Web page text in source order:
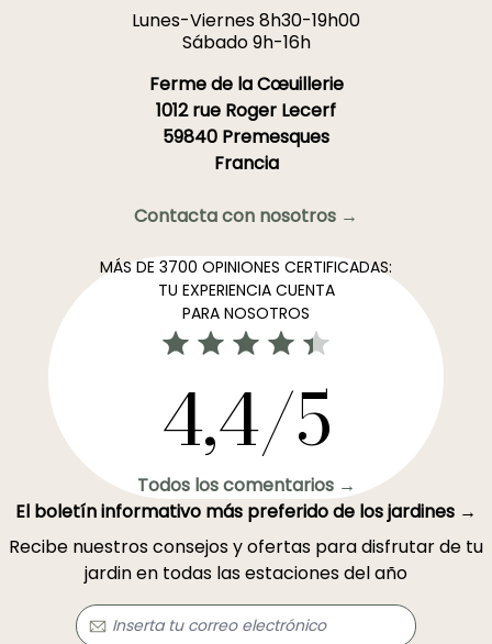
Lunes-Viernes 8h30-19h00
Sábado 9h-16h
Ferme de la Cœuillerie
1012 rue Roger Lecerf
59840 Premesques
Francia
Contacta con nosotros →
MÁS DE 3700 OPINIONES CERTIFICADAS:
TU EXPERIENCIA CUENTA
PARA NOSOTROS
4,4/5
Todos los comentarios →
El boletín informativo más preferido de los jardines →
Recibe nuestros consejos y ofertas para disfrutar de tu
jardin en todas las estaciones del año